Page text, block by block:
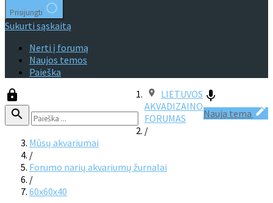
Prisijungti
Sukurti sąskaitą
Nerti į forumą
Naujos temos
Paieška
Nauja tema
LIETUVOS
AKVADIZAINO
FORUMAS
/
Mūsų akvariumai
/
Forumo narių akvariumų žurnalai
/
60x60x40